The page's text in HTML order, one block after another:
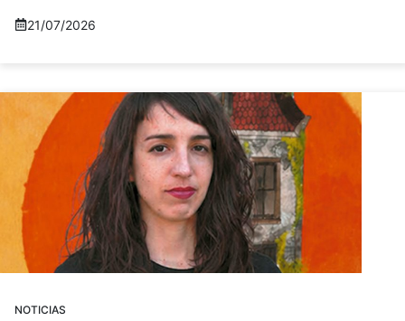
21/07/2026
NOTICIAS